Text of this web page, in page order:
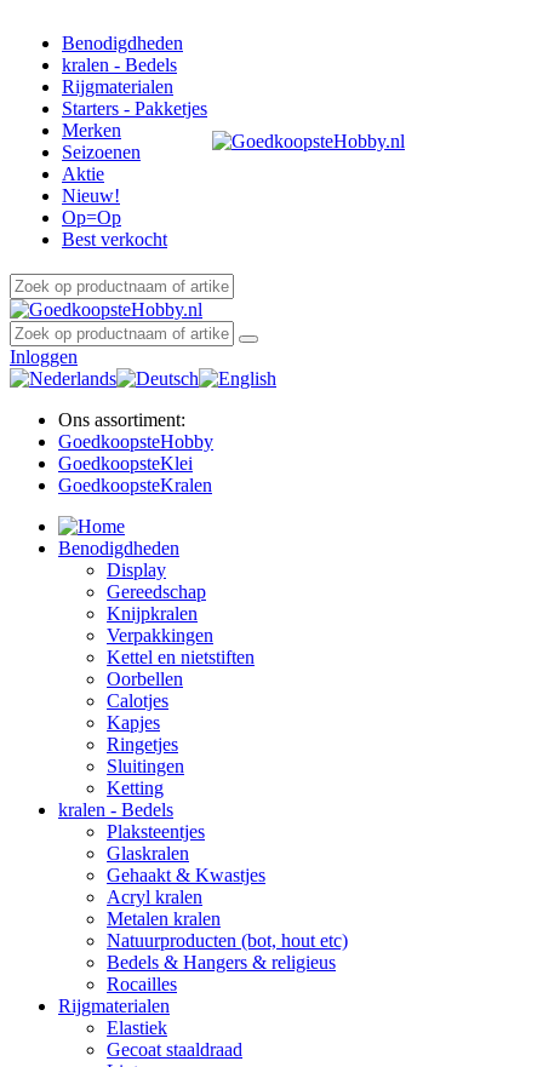
Benodigdheden
kralen - Bedels
Rijgmaterialen
Starters - Pakketjes
Merken
Seizoenen
Aktie
Nieuw!
Op=Op
Best verkocht
Inloggen
Ons assortiment:
GoedkoopsteHobby
GoedkoopsteKlei
GoedkoopsteKralen
Benodigdheden
Display
Gereedschap
Knijpkralen
Verpakkingen
Kettel en nietstiften
Oorbellen
Calotjes
Kapjes
Ringetjes
Sluitingen
Ketting
kralen - Bedels
Plaksteentjes
Glaskralen
Gehaakt & Kwastjes
Acryl kralen
Metalen kralen
Natuurproducten (bot, hout etc)
Bedels & Hangers & religieus
Rocailles
Rijgmaterialen
Elastiek
Gecoat staaldraad